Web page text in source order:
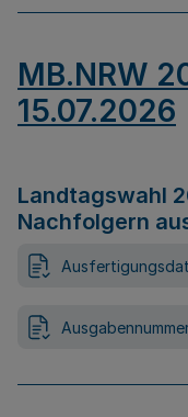
MB.NRW
15.07.2026
Landtagswahl
Nachfolgern